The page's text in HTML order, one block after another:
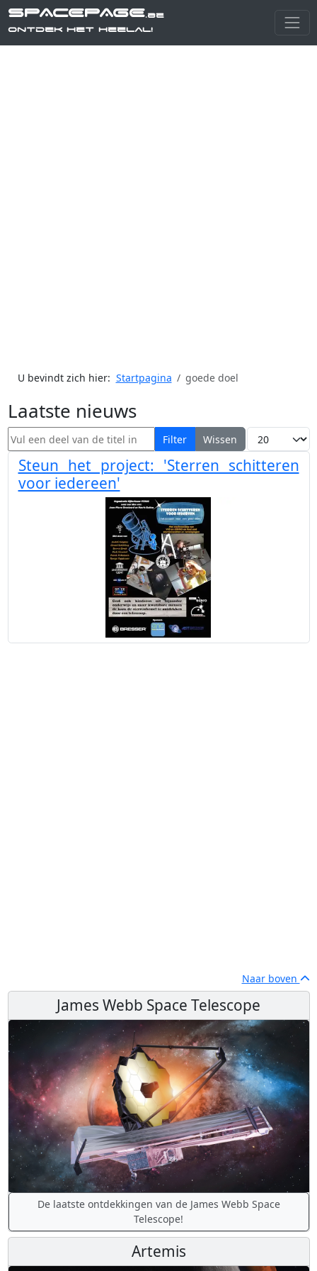
SPACEPAGE.be
Ontdek het heelal!
U bevindt zich hier: Startpagina goede doel
Laatste nieuws
Vul een deel van de titel in Filter Wissen Toon #
Steun het project: 'Sterren schitteren
voor iedereen'
Naar boven
James Webb Space Telescope
De laatste ontdekkingen van de James Webb Space
Telescope!
Artemis